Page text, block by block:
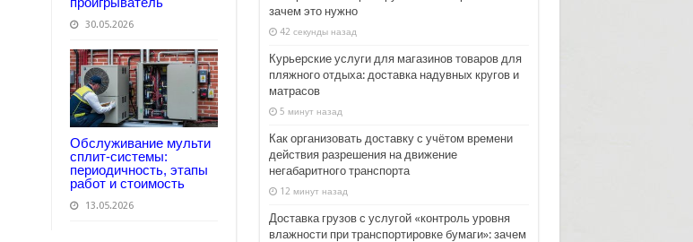
30.05.2026
Обслуживание мульти
сплит-системы:
периодичность, этапы
работ и стоимость
13.05.2026
зачем это нужно
42 секунды назад
Курьерские услуги для магазинов товаров для
пляжного отдыха: доставка надувных кругов и
матрасов
5 минут назад
Как организовать доставку с учётом времени
действия разрешения на движение
негабаритного транспорта
12 минут назад
Доставка грузов с услугой «контроль уровня
влажности при транспортировке бумаги»: зачем